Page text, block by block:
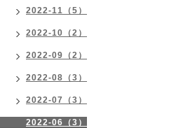
2022-11（5）
2022-10（2）
2022-09（2）
2022-08（3）
2022-07（3）
2022-06（3）